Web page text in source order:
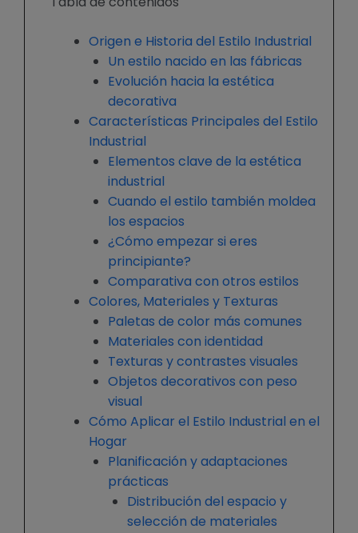
Origen e Historia del Estilo Industrial
Un estilo nacido en las fábricas
Evolución hacia la estética
decorativa
Características Principales del Estilo
Industrial
Elementos clave de la estética
industrial
Cuando el estilo también moldea
los espacios
¿Cómo empezar si eres
principiante?
Comparativa con otros estilos
Colores, Materiales y Texturas
Paletas de color más comunes
Materiales con identidad
Texturas y contrastes visuales
Objetos decorativos con peso
visual
Cómo Aplicar el Estilo Industrial en el
Hogar
Planificación y adaptaciones
prácticas
Distribución del espacio y
selección de materiales